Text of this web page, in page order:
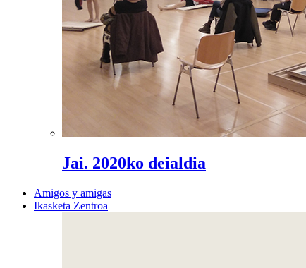
Jai. 2020ko deialdia
Amigos y amigas
Ikasketa Zentroa